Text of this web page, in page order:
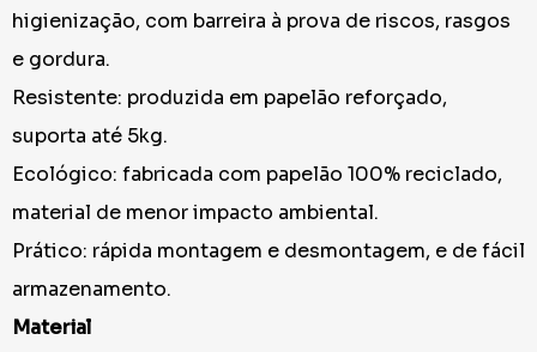
higienização, com barreira à prova de riscos, rasgos
e gordura.
Resistente: produzida em papelão reforçado,
suporta até 5kg.
Ecológico: fabricada com papelão 100% reciclado,
material de menor impacto ambiental.
Prático: rápida montagem e desmontagem, e de fácil
armazenamento.
Material